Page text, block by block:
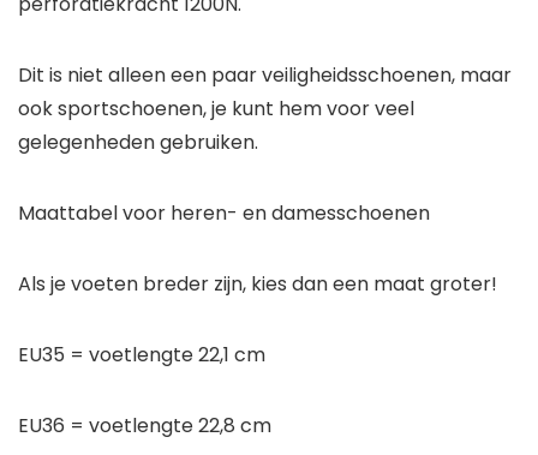
Dit is niet alleen een paar veiligheidsschoenen, maar
ook sportschoenen, je kunt hem voor veel
gelegenheden gebruiken.
Maattabel voor heren- en damesschoenen
Als je voeten breder zijn, kies dan een maat groter!
EU35 = voetlengte 22,1 cm
EU36 = voetlengte 22,8 cm